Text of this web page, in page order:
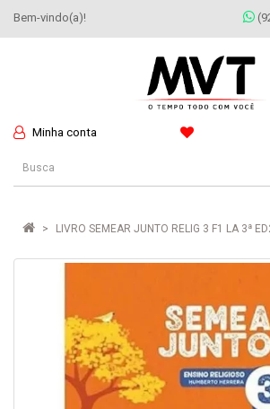
Bem-vindo(a)!
Minha conta
LIVRO SEMEAR JUNTO RELIG 3 F1 LA 3ª